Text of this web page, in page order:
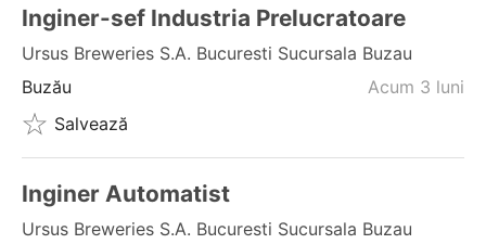
Inginer-sef Industria Prelucratoare
Ursus Breweries S.a. Bucuresti Sucursala Buzau
Acum 3 luni
Buzău
Salvează
Inginer Automatist
Ursus Breweries S.a. Bucuresti Sucursala Buzau